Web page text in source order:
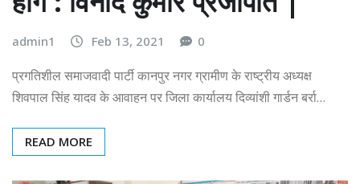
admin1 Feb 13, 2021 0
प्रगतिशील समाजवादी पार्टी कानपुर नगर ग्रामीण के राष्ट्रीय अध्यक्ष
शिवपाल सिंह यादव के आवाहन पर जिला कार्यालय दिव्यांशी गार्डन बर्रा…
READ MORE